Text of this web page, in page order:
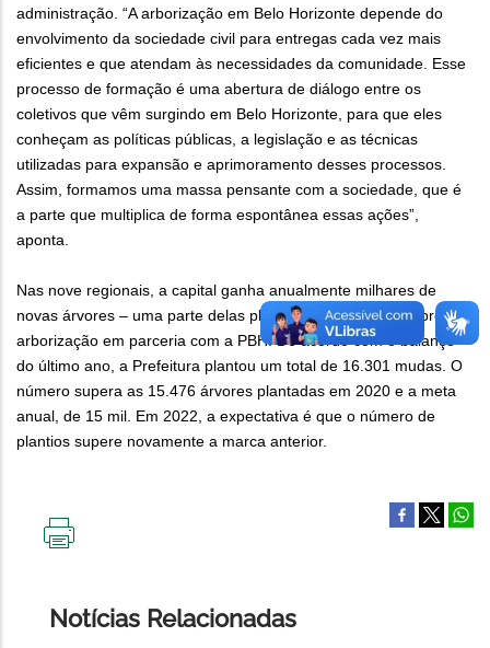
administração. “A arborização em Belo Horizonte depende do
envolvimento da sociedade civil para entregas cada vez mais
eficientes e que atendam às necessidades da comunidade. Esse
processo de formação é uma abertura de diálogo entre os
coletivos que vêm surgindo em Belo Horizonte, para que eles
conheçam as políticas públicas, a legislação e as técnicas
utilizadas para expansão e aprimoramento desses processos.
Assim, formamos uma massa pensante com a sociedade, que é
a parte que multiplica de forma espontânea essas ações”,
aponta.
Nas nove regionais, a capital ganha anualmente milhares de
novas árvores – uma parte delas plantada pelos coletivos pró-
arborização em parceria com a PBH. De acordo com o balanço
do último ano, a Prefeitura plantou um total de 16.301 mudas. O
número supera as 15.476 árvores plantadas em 2020 e a meta
anual, de 15 mil. Em 2022, a expectativa é que o número de
plantios supere novamente a marca anterior.
Notícias Relacionadas